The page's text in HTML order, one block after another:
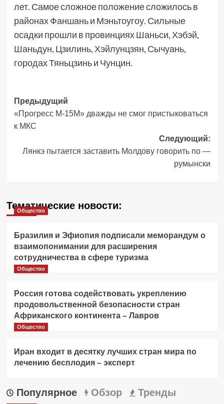
лет. Самое сложное положение сложилось в
районах Фаншань и Мэньтоугоу. Сильные
осадки прошли в провинциях Шаньси, Хэбэй,
Шаньдун, Цзилинь, Хэйлунцзян, Сычуань,
городах Тяньцзинь и Чунцин.
Навигация
записи
Предыдущий
«Прогресс М-15М» дважды не смог пристыковаться
к МКС
Следующий:
Лянкэ пытается заставить Молдову говорить по —
румынски
Тематические новости:
Общество
Бразилия и Эфиопия подписали меморандум о
взаимопонимании для расширения
сотрудничества в сфере туризма
Общество
Россия готова содействовать укреплению
продовольственной безопасности стран
Африканского континента – Лавров
Общество
Иран входит в десятку лучших стран мира по
лечению бесплодия – эксперт
Популярное Обзор Тренды